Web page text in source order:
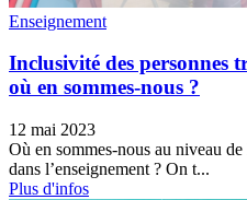
Enseignement
Inclusivité des personnes
où en sommes-nous ?
12 mai 2023
Où en sommes-nous au niveau
dans l’enseignement ? On t...
Plus d'infos